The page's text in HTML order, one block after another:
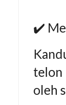
✔️
telon
oleh